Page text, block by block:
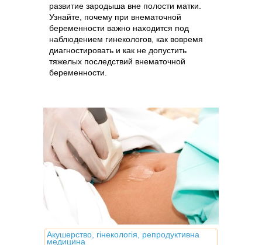
развитие зародыша вне полости матки.
Узнайте, почему при внематочной
беременности важно находится под
наблюдением гинекологов, как вовремя
диагностировать и как не допустить
тяжелых последствий внематочной
беременности.
Акушерство, гінекологія, репродуктивна
медицина